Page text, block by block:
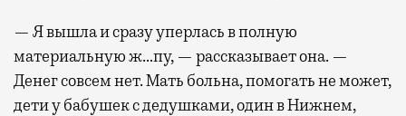
— Я вышла и сразу уперлась в полную
материальную ж…пу, — рассказывает она. —
Денег совсем нет. Мать больна, помогать не может,
дети у бабушек с дедушками, один в Нижнем,